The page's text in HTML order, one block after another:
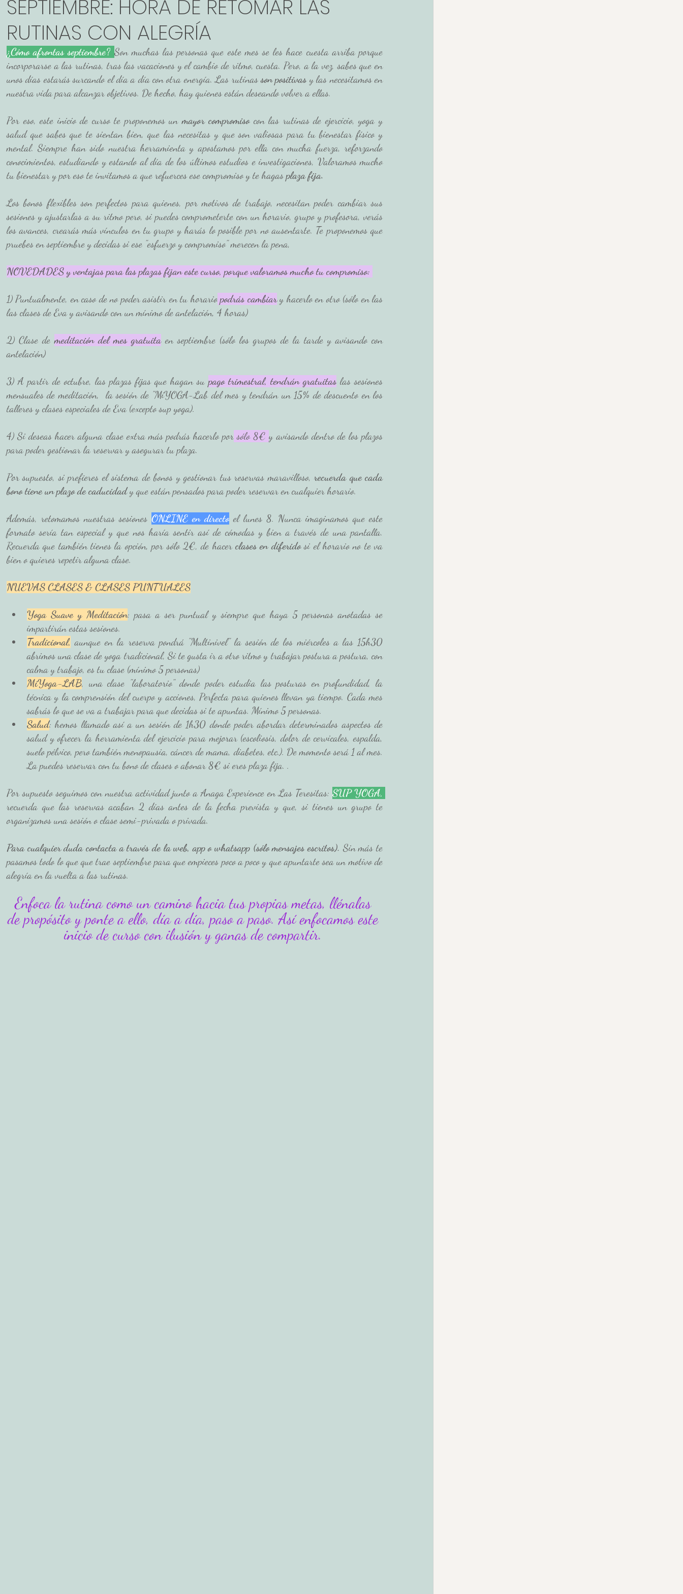
SEPTIEMBRE: HORA DE RETOMAR LAS
RUTINAS CON ALEGRÍA
¿Cómo afrontas septiembre? Son muchas las personas que este mes se les hace cuesta arriba porque
incorporarse a las rutinas, tras las vacaciones y el cambio de ritmo, cuesta. Pero, a la vez, sabes que en
unos días estarás surcando el día a día con otra energía. Las rutinas son positivas y las necesitamos en
nuestra vida para alcanzar objetivos. De hecho, hay quienes están deseando volver a ellas.
Por eso, este inicio de curso te proponemos un mayor compromiso con las rutinas de ejercicio, yoga y
salud que sabes que te sientan bien, que las necesitas y que son valiosas para tu bienestar físico y
mental. Siempre han sido nuestra herramienta y apostamos por ella con mucha fuerza, reforzando
conocimientos, estudiando y estando al día de los últimos estudios e investigaciones, Valoramos mucho
tu bienestar y por eso te invitamos a que refuerces ese compromiso y te hagas plaza fija.
Los bonos flexibles son perfectos para quienes, por motivos de trabajo, necesitan poder cambiar sus
sesiones y ajustarlas a su ritmo pero, si puedes comprometerte con un horario, grupo y profesora, verás
los avances, crearás más vínculos en tu grupo y harás lo posible por no ausentarte. Te proponemos que
pruebes en septiembre y decidas si ese "esfuerzo y compromiso" merecen la pena,
NOVEDADES y ventajas para las plazas fijan este curso, porque valoramos mucho tu compromiso:
1) Puntualmente, en caso de no poder asistir en tu horario podrás cambiar y hacerlo en otro (sólo en las
las clases de Eva y avisando con un mínimo de antelación, 4 horas)
2) Clase de meditación del mes gratuita en septiembre (sólo los grupos de la tarde y avisando con
antelación)
3) A partir de octubre, las plazas fijas que hagan su pago trimestral, tendrán gratuitas las sesiones
mensuales de meditación,  la sesión de "MiYOGA-Lab del mes y tendrán un 15% de descuento en los
talleres y clases especiales de Eva (excepto sup yoga).
4) Si deseas hacer alguna clase extra más podrás hacerlo po r sólo 8€ y avisando dentro de los plazos
para poder gestionar la reservar y asegurar tu plaza.
Por supuesto, si prefieres el sistema de bonos y gestionar tus reservas maravilloso, recuerda que cada
bono tiene un plazo de caducidad y que están pensados para poder reservar en cualquier horario.
Además, retomamos nuestras sesiones ONLINE en directo el lunes 8. Nunca imaginamos que este
formato sería tan especial y que nos haría sentir así de cómodas y bien a través de una pantalla.
Recuerda que también tienes la opción, por sólo 2€, de hacer clases en diferido si el horario no te va
bien o quieres repetir alguna clase.
NUEVAS CLASES & CLASES PUNTUALES
Yoga Suave y Meditación: pasa a ser puntual y siempre que haya 5 personas anotadas se
impartirán estas sesiones.
Tradicional, aunque en la reserva pondrá "Multinivel" la sesión de los miércoles a las 15h30
abrimos una clase de yoga tradicional, Si te gusta ir a otro ritmo y trabajar postura a postura, con
calma y trabajo, es tu clase (mínimo 5 personas)
MiYoga-LAB, una clase "laboratorio" donde poder estudia las posturas en profundidad, la
técnica y la comprensión del cuerpo y acciones, Perfecta para quienes llevan ya tiempo. Cada mes
sabrás lo que se va a trabajar para que decidas si te apuntas. Mínimo 5 personas.
Salud: hemos llamado así a un sesión de 1h30 donde poder abordar determinados aspectos de
salud y ofrecer la herramienta del ejercicio para mejorar (escoliosis, dolor de cervicales, espalda,
suelo pélvico, pero también menopausia, cáncer de mama, diabetes, etc.). De momento será 1 al mes.
La puedes reservar con tu bono de clases o abonar 8€ si eres plaza fija. .
Por supuesto seguimos con nuestra actividad junto a Anaga Experience en Las Teresitas:
recuerda que las reservas acaban 2 días antes de la fecha prevista y que, si tienes un grupo te
organizamos una sesión o clase semi-privada o privada.
Para cualquier duda contacta a través de la web, app o whatsapp (sólo mensajes escritos). Sin más te
pasamos todo lo que que trae septiembre para que empieces poco a poco y que apuntarte sea un motivo de
alegría en la vuelta a las rutinas.
Enfoca la rutina como un camino hacia tus propias metas, llénalas
de propósito y ponte a ello, día a día, paso a paso. Así enfocamos este
inicio de curso con ilusión y ganas de compartir.